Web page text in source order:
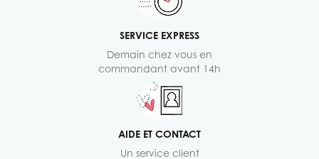
SERVICE EXPRESS
Demain chez vous en
commandant avant 14h
AIDE ET CONTACT
Un service client